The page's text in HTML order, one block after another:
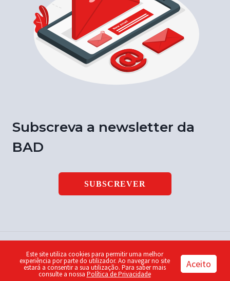
Subscreva a newsletter da
BAD
SUBSCREVER
© 2026 Notícia BAD | ISSN 1646-9003 | Design by Piu
Este site utiliza cookies para permitir uma melhor
experiência por parte do utilizador. Ao navegar no site
estará a consentir a sua utilização. Para saber mais
consulte a nossa Política de Privacidade
Aceito